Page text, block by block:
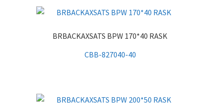
BRBACKAXSATS BPW 170*40 RASK
CBB-827040-40